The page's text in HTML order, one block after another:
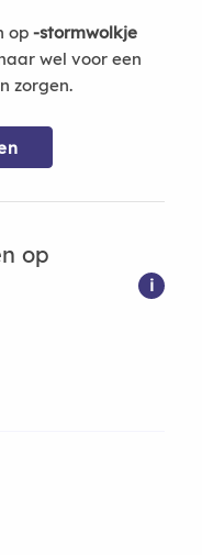
op -stormwolkje
wel voor een
zorgen.
op
i